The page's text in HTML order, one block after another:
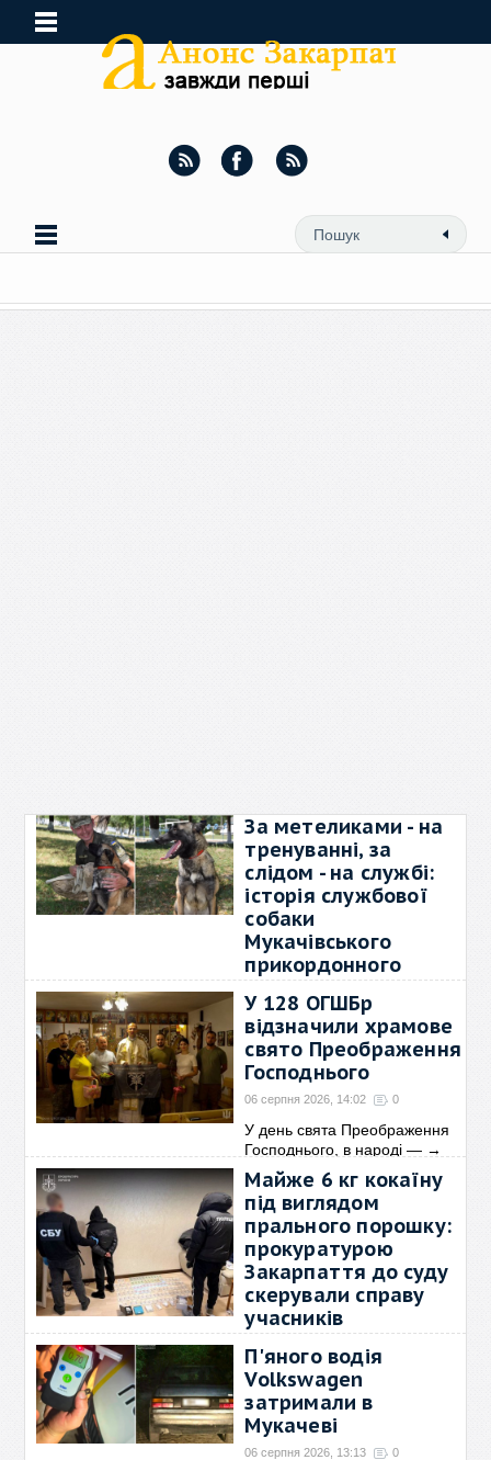
За метеликами - на
тренуванні, за
слідом - на службі:
історія службової
собаки
Мукачівського
прикордонного
загону Бренді
06 серпня 2026, 14:30
Одні собаки засвоюють нову
команду з першого
У 128 ОГШБр
відзначили храмове
свято Преображення
Господнього
06 серпня 2026, 14:02 0
У день свята Преображення
Господнього, в народі — →
Майже 6 кг кокаїну
під виглядом
прального порошку:
прокуратурою
Закарпаття до суду
скерували справу
учасників
міжнародного
наркотрафіку
06 серпня 2026, 13:52
Прокурори Закарпатської
спеціалізованої
П'яного водія
Volkswagen
затримали в
Мукачеві
06 серпня 2026, 13:13 0